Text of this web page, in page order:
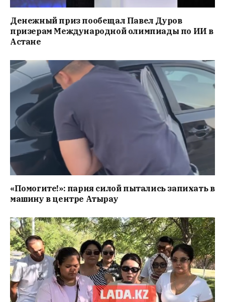
Денежный приз пообещал Павел Дуров
призерам Международной олимпиады по ИИ в
Астане
«Помогите!»: парня силой пытались запихать в
машину в центре Атырау